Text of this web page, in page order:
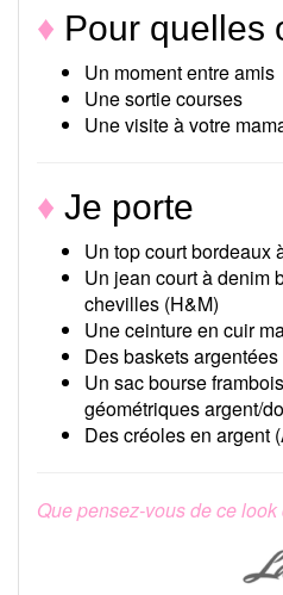
♦ Pour quelles
Un moment entre amis
Une sortie courses
Une visite à votre
♦ Je porte
Un top court bordeaux
Un jean court à denim
chevilles (H&M)
Une ceinture en cuir
Des baskets argentées
Un sac bourse
géométriques argent/
Des créoles en argent
Que pensez-vous de ce